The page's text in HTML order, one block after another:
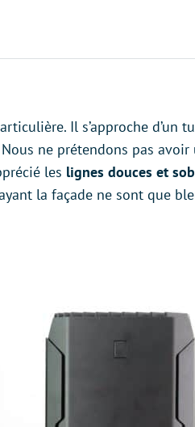
Il s’approche d’un
ne prétendons pas
les lignes douces et
la façade ne sont que